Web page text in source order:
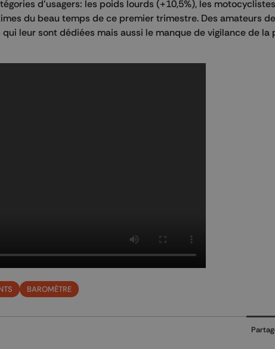
d'usagers: les poids lourds (+10,5%), les
du beau temps de ce premier trimestre. Des amateurs
leur sont dédiées mais aussi le manque de vigilance de la
BAROMÈTRE